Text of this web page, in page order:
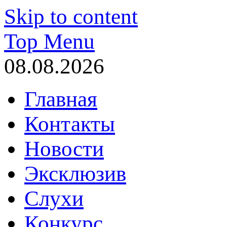
Skip to content
Top Menu
08.08.2026
Главная
Контакты
Новости
Эксклюзив
Слухи